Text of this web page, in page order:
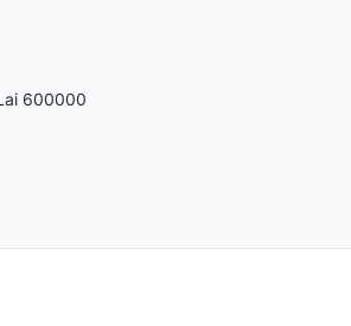
600000